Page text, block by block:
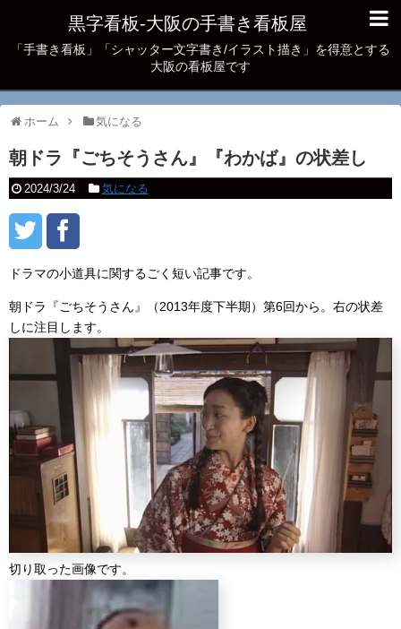
黒字看板‐大阪の手書き看板屋
「手書き看板」「シャッター文字書き/イラスト描き」を得意とする
大阪の看板屋です
ホーム 気になる
朝ドラ『ごちそうさん』『わかば』の状差し
2024/3/24 気になる
ドラマの小道具に関するごく短い記事です。
朝ドラ『ごちそうさん』（2013年度下半期）第6回から。右の状差
しに注目します。
切り取った画像です。